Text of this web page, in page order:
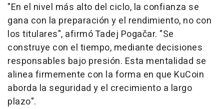
"En el nivel más alto del ciclo, la confianza se
gana con la preparación y el rendimiento, no con
los titulares", afirmó Tadej Pogačar. "Se
construye con el tiempo, mediante decisiones
responsables bajo presión. Esta mentalidad se
alinea firmemente con la forma en que KuCoin
aborda la seguridad y el crecimiento a largo
plazo".